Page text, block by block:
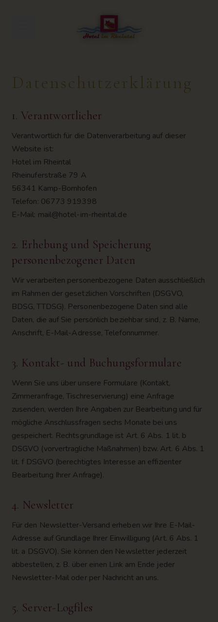
Datenschutzerklärung
1. Verantwortlicher
Verantwortlich für die Datenverarbeitung auf dieser
Website ist:
Hotel im Rheintal
Rheinuferstraße 79 A
56341 Kamp-Bornhofen
Telefon: 06773 919398
E-Mail: mail@hotel-im-rheintal.de
2. Erhebung und Speicherung
personenbezogener Daten
Wir verarbeiten personenbezogene Daten ausschließlich
im Rahmen der gesetzlichen Vorschriften (DSGVO,
BDSG, TTDSG). Personenbezogene Daten sind alle
Daten, die auf Sie persönlich beziehbar sind, z. B. Name,
Anschrift, E-Mail-Adresse, Telefonnummer.
3. Kontakt- und Buchungsformulare
Wenn Sie uns über unsere Formulare (Kontakt,
Zimmeranfrage, Tischreservierung) eine Anfrage
zusenden, werden Ihre Angaben zur Bearbeitung und für
mögliche Anschlussfragen sechs Monate bei uns
gespeichert. Rechtsgrundlage ist Art. 6 Abs. 1 lit. b
DSGVO (vorvertragliche Maßnahmen) bzw. Art. 6 Abs. 1
lit. f DSGVO (berechtigtes Interesse an effizienter
Bearbeitung Ihrer Anfrage).
4. Newsletter
Für den Newsletter-Versand erheben wir Ihre E-Mail-
Adresse auf Grundlage Ihrer Einwilligung (Art. 6 Abs. 1
lit. a DSGVO). Sie können den Newsletter jederzeit
abbestellen, z. B. über einen Link am Ende jeder
Newsletter-Mail oder per Nachricht an uns.
5. Server-Logfiles